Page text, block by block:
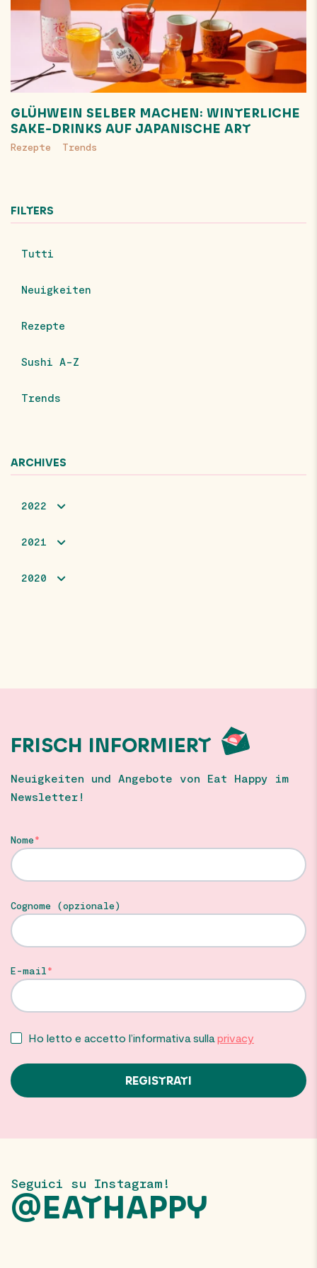
GLÜHWEIN SELBER MACHEN: WINTERLICHE
SAKE-DRINKS AUF JAPANISCHE ART
Rezepte Trends
FILTERS
Tutti
Neuigkeiten
Rezepte
Sushi A-Z
Trends
ARCHIVES
2022
2021
2020
FRISCH INFORMIERT
Neuigkeiten und Angebote von Eat Happy im
Newsletter!
Nome
Cognome (opzionale)
E-mail
Ho letto e accetto l’informativa sulla privacy
Seguici su Instagram!
@EATHAPPY